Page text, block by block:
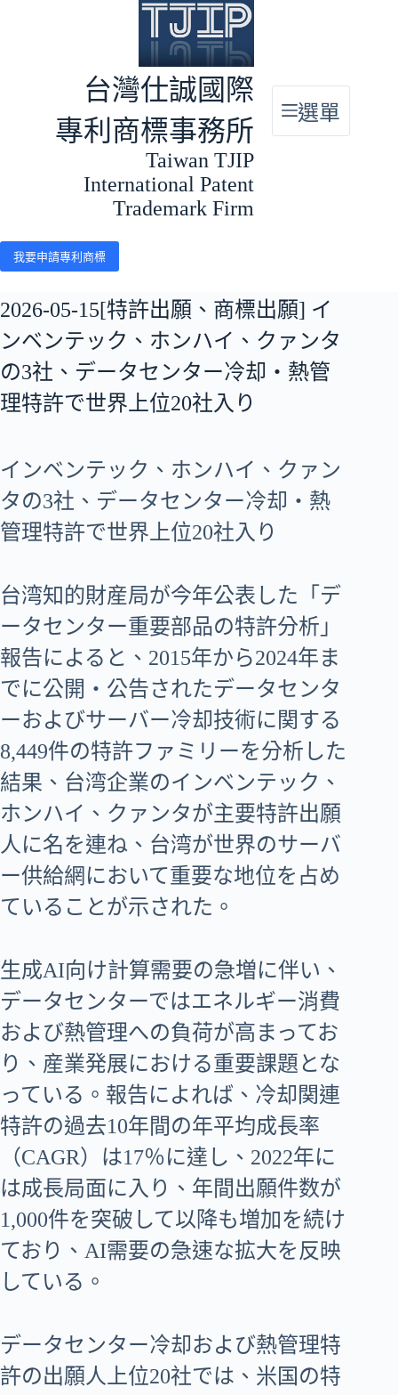
台灣仕誠國際
專利商標事務所
Taiwan TJIP
International Patent
Trademark Firm
選單
我要申請專利商標
2026-05-15[特許出願、商標出願] イ
ンベンテック、ホンハイ、クァンタ
の3社、データセンター冷却・熱管
理特許で世界上位20社入り
インベンテック、ホンハイ、クァン
タの3社、データセンター冷却・熱
管理特許で世界上位20社入り
台湾知的財産局が今年公表した「デ
ータセンター重要部品の特許分析」
報告によると、2015年から2024年ま
でに公開・公告されたデータセンタ
ーおよびサーバー冷却技術に関する
8,449件の特許ファミリーを分析した
結果、台湾企業のインベンテック、
ホンハイ、クァンタが主要特許出願
人に名を連ね、台湾が世界のサーバ
ー供給網において重要な地位を占め
ていることが示された。
生成AI向け計算需要の急増に伴い、
データセンターではエネルギー消費
および熱管理への負荷が高まってお
り、産業発展における重要課題とな
っている。報告によれば、冷却関連
特許の過去10年間の年平均成長率
（CAGR）は17％に達し、2022年に
は成長局面に入り、年間出願件数が
1,000件を突破して以降も増加を続け
ており、AI需要の急速な拡大を反映
している。
データセンター冷却および熱管理特
許の出願人上位20社では、米国の特